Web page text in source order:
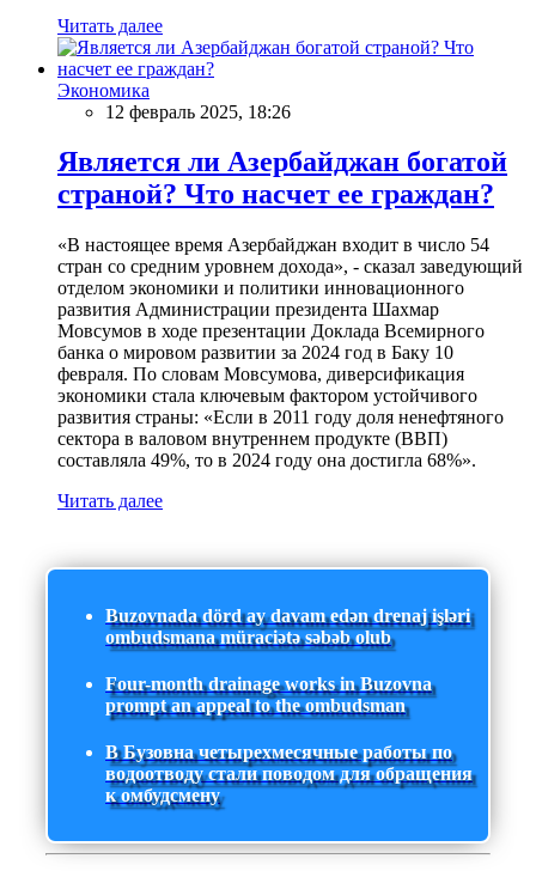
Читать далее
Экономика
12 февраль 2025, 18:26
Является ли Азербайджан богатой
страной? Что насчет ее граждан?
«В настоящее время Азербайджан входит в число 54
стран со средним уровнем дохода», - сказал заведующий
отделом экономики и политики инновационного
развития Администрации президента Шахмар
Мовсумов в ходе презентации Доклада Всемирного
банка о мировом развитии за 2024 год в Баку 10
февраля. По словам Мовсумова, диверсификация
экономики стала ключевым фактором устойчивого
развития страны: «Если в 2011 году доля ненефтяного
сектора в валовом внутреннем продукте (ВВП)
составляла 49%, то в 2024 году она достигла 68%».
Читать далее
Buzovnada dörd ay davam edən drenaj işləri
ombudsmana müraciətə səbəb olub
Four-month drainage works in Buzovna
prompt an appeal to the ombudsman
В Бузовна четырехмесячные работы по
водоотводу стали поводом для обращения
к омбудсмену